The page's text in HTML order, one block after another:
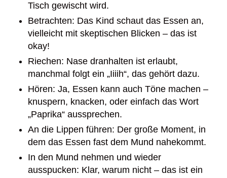
Tisch gewischt wird.
Betrachten: Das Kind schaut das Essen an,
vielleicht mit skeptischen Blicken – das ist
okay!
Riechen: Nase dranhalten ist erlaubt,
manchmal folgt ein „Iiiih“, das gehört dazu.
Hören: Ja, Essen kann auch Töne machen –
knuspern, knacken, oder einfach das Wort
„Paprika“ aussprechen.
An die Lippen führen: Der große Moment, in
dem das Essen fast dem Mund nahekommt.
In den Mund nehmen und wieder
ausspucken: Klar, warum nicht – das ist ein